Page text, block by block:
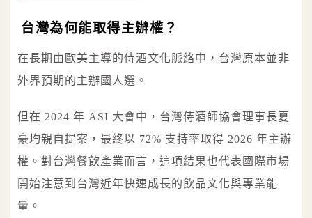
台灣為何能取得主辦權？
在長期由歐美主導的侍酒文化脈絡中，台灣原本並非
外界預期的主辦國人選。
但在 2024 年 ASI 大會中，台灣侍酒師協會理事長夏
豪均親自提案，最終以 72% 支持率取得 2026 年主辦
權。對台灣餐飲產業而言，這項結果也代表國際市場
開始注意到台灣近年快速成長的飲品文化與專業能
量。